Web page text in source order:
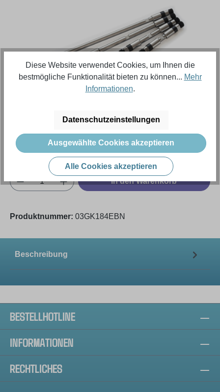
376,73 €
Inhalt: 1 Stück (Menge)
Preise exkl. MwSt. zzgl. Versandkosten
Produkt Anzahl: Gib den gewünschten
In den Warenkorb
Produktnummer: 03GK184EBN
Beschreibung
BESTELLHOTLINE
INFORMATIONEN
RECHTLICHES
Diese Website verwendet Cookies, um Ihnen die
bestmögliche Funktionalität bieten zu können... Mehr
Informationen.
Datenschutzeinstellungen
Ausgewählte Cookies akzeptieren
Alle Cookies akzeptieren